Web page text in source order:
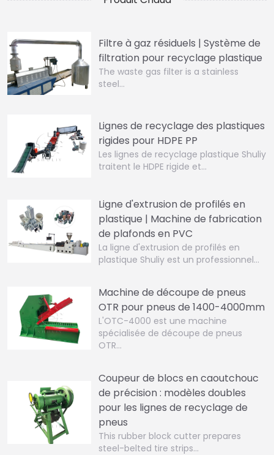
Filtre à gaz résiduels | Système de
filtration pour recyclage plastique
The waste gas filter is a stainless
steel…
Lignes de recyclage des plastiques
rigides pour HDPE PP
Les lignes de recyclage plastique Shuliy
traitent le HDPE rigide et…
Ligne d'extrusion de profilés en
plastique | Machine de fabrication
de plafonds en PVC
La ligne d'extrusion de profilés en
plastique Shuliy est un professionnel…
Machine de découpe de pneus
OTR pour pneus de 1400-4000mm
L'OTC-4000 est une machine
spécialisée de découpe de pneus
OTR…
Coupeur de blocs en caoutchouc
de précision : modèles doubles
pour les lignes de recyclage de
pneus
This rubber block cutter prepares
steel-belted tire strips…